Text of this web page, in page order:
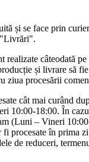
și se face prin
"Livrări".
realizate câteodată
și livrare să
ziua procesării
cât mai curând
10:00-18:00. În
(Luni – Vineri
fi procesate în prima
de reduceri,